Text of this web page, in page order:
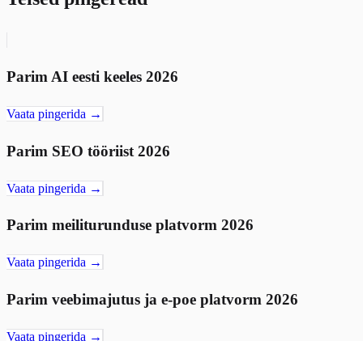
Parim AI eesti keeles 2026
Vaata pingerida →
Parim SEO tööriist 2026
Vaata pingerida →
Parim meiliturunduse platvorm 2026
Vaata pingerida →
Parim veebimajutus ja e-poe platvorm 2026
Vaata pingerida →